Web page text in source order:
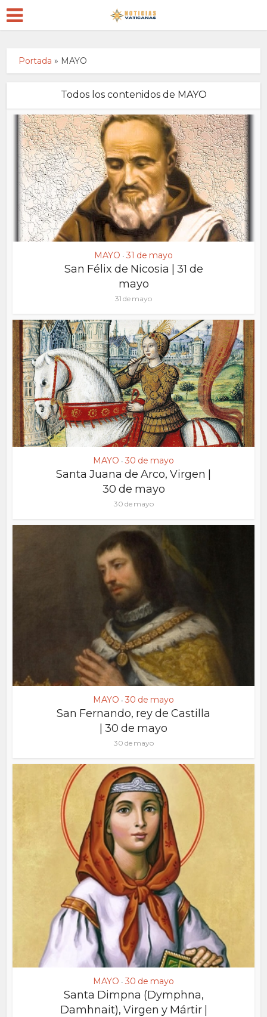
Portada » MAYO
Todos los contenidos de MAYO
MAYO • 31 de mayo
San Félix de Nicosia | 31 de
mayo
31 de mayo
MAYO • 30 de mayo
Santa Juana de Arco, Virgen |
30 de mayo
30 de mayo
MAYO • 30 de mayo
San Fernando, rey de Castilla
| 30 de mayo
30 de mayo
MAYO • 30 de mayo
Santa Dimpna (Dymphna,
Damhnait), Virgen y Mártir |